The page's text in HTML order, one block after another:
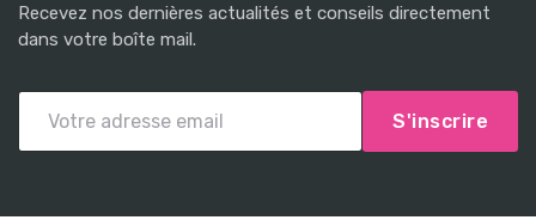
Recevez nos dernières actualités et conseils directement
dans votre boîte mail.
S'inscrire